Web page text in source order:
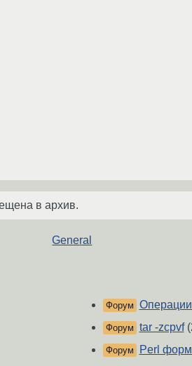
в архив.
General
Форум
Форум tar -zcpvf
Форум Perl